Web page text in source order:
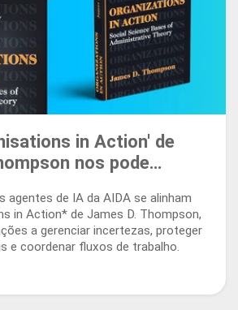
in Action' de
nos pode
documental
agentes de IA da AIDA se alinham
in Action* de James D. Thompson,
a gerenciar incertezas, proteger
e coordenar fluxos de trabalho.